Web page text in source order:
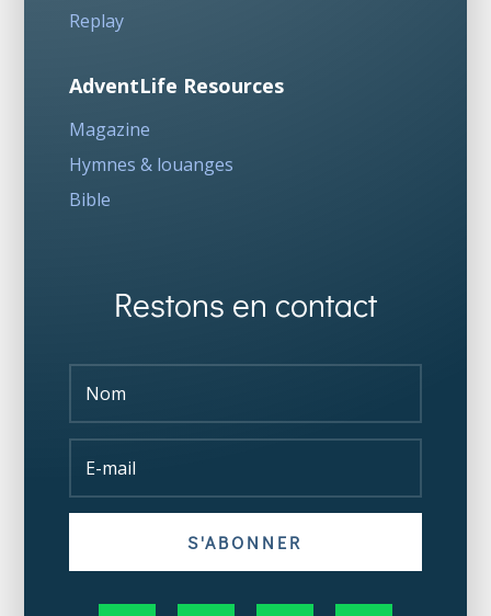
Replay
AdventLife Resources
Magazine
Hymnes & louanges
Bible
Restons en contact
S'ABONNER